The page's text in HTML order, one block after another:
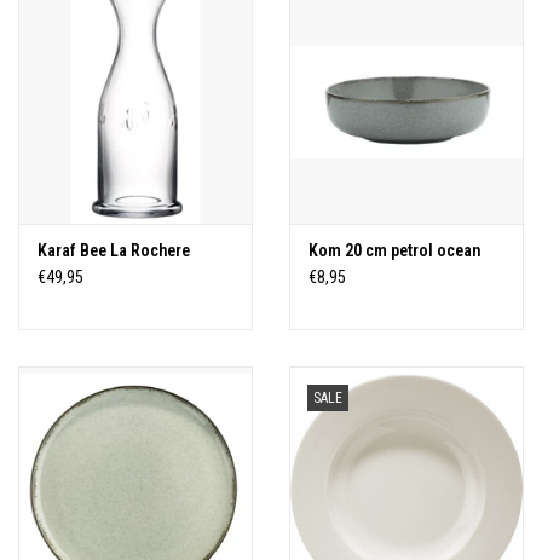
Karaf Bee La Rochere
€49,95
Kom 20 cm petrol ocean
€8,95
SALE